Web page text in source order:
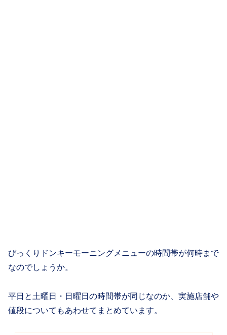
びっくりドンキーモーニングメニューの時間帯が何時まで
なのでしょうか。
平日と土曜日・日曜日の時間帯が同じなのか、実施店舗や
値段についてもあわせてまとめています。